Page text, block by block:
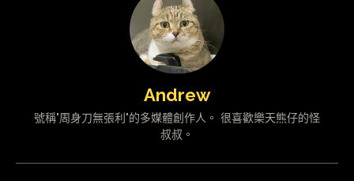
Andrew
號稱"周身刀無張利"的多媒體創作人。 很喜歡樂天熊仔的怪
叔叔。